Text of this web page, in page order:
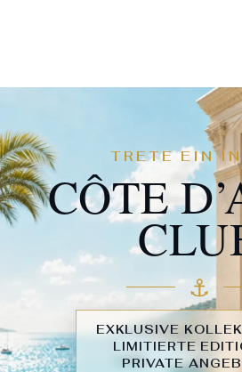
TRETE EIN
CÔTE
⚓︎
EXKLUSIVE
LIMITIERTE
PRIVATE